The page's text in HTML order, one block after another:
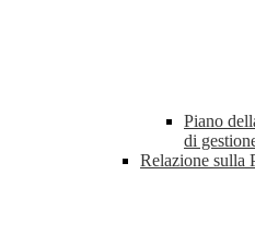
Piano
di
Relazione sulla